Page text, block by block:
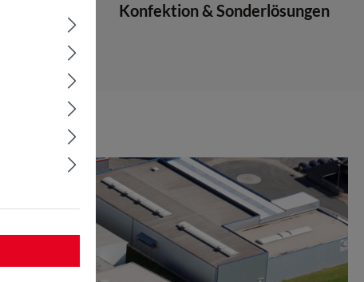
Konfektion & Sonderlösungen